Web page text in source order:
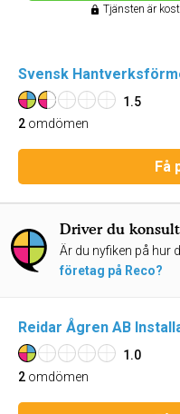
Tjänsten är
Svensk
1.5
2 omdömen
Få
Driver du
Är du nyfiken på hur
företag på Reco?
Reidar Ågren AB
1.0
2 omdömen